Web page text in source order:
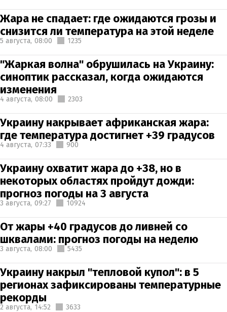
Жара не спадает: где ожидаются грозы и
снизится ли температура на этой неделе
5 августа, 08:00 1235
"Жаркая волна" обрушилась на Украину:
синоптик рассказал, когда ожидаются
изменения
4 августа, 08:00 2303
Украину накрывает африканская жара:
где температура достигнет +39 градусов
4 августа, 07:33 900
Украину охватит жара до +38, но в
некоторых областях пройдут дожди:
прогноз погоды на 3 августа
3 августа, 09:27 10924
От жары +40 градусов до ливней со
шквалами: прогноз погоды на неделю
3 августа, 08:00 5435
Украину накрыл "тепловой купол": в 5
регионах зафиксированы температурные
рекорды
2 августа, 14:52 3633